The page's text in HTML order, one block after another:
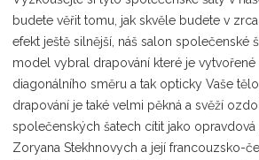
budete věřit tomu, jak skvěle budete v
efekt ještě silnější, náš salon společenské
model vybral drapování které je
diagonálního směru a tak opticky Vaše
drapování je také velmi pěkná a svěží
společenských šatech cítit jako
Zoryana Stekhnovych a její francouzsko-